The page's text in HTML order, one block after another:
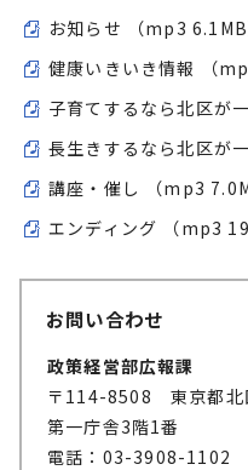
お知らせ （mp3 6.1MB
健康いきいき情報 （
子育てするなら北区が
長生きするなら北区が
講座・催し （mp3
エンディング （mp3
お問い合わせ
政策経営部広報課
〒114-8508 東京都北
第一庁舎3階1番
電話：03-3908-1102